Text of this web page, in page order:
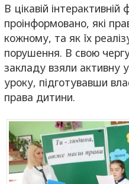
В цікавій інтерактивній
проінформовано, які
кожному, та як їх
порушення. В свою
закладу взяли активну
уроку, підготувавши
права дитини.